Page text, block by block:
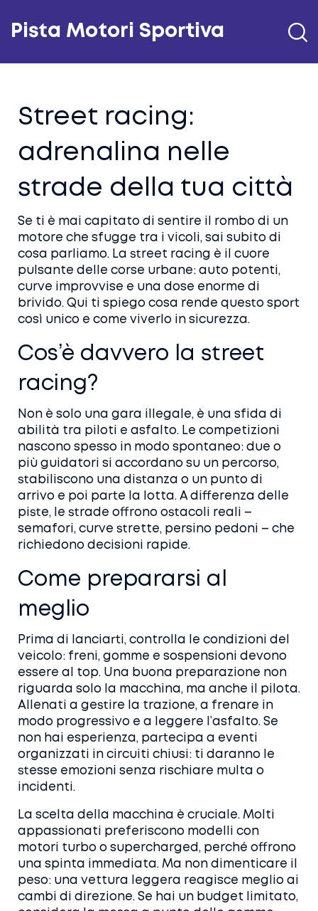
Pista Motori Sportiva
Street racing:
adrenalina nelle
strade della tua città
Se ti è mai capitato di sentire il rombo di un
motore che sfugge tra i vicoli, sai subito di
cosa parliamo. La street racing è il cuore
pulsante delle corse urbane: auto potenti,
curve improvvise e una dose enorme di
brivido. Qui ti spiego cosa rende questo sport
così unico e come viverlo in sicurezza.
Cos’è davvero la street
racing?
Non è solo una gara illegale, è una sfida di
abilità tra piloti e asfalto. Le competizioni
nascono spesso in modo spontaneo: due o
più guidatori si accordano su un percorso,
stabiliscono una distanza o un punto di
arrivo e poi parte la lotta. A differenza delle
piste, le strade offrono ostacoli reali –
semafori, curve strette, persino pedoni – che
richiedono decisioni rapide.
Come prepararsi al
meglio
Prima di lanciarti, controlla le condizioni del
veicolo: freni, gomme e sospensioni devono
essere al top. Una buona preparazione non
riguarda solo la macchina, ma anche il pilota.
Allenati a gestire la trazione, a frenare in
modo progressivo e a leggere l’asfalto. Se
non hai esperienza, partecipa a eventi
organizzati in circuiti chiusi: ti daranno le
stesse emozioni senza rischiare multa o
incidenti.
La scelta della macchina è cruciale. Molti
appassionati preferiscono modelli con
motori turbo o supercharged, perché offrono
una spinta immediata. Ma non dimenticare il
peso: una vettura leggera reagisce meglio ai
cambi di direzione. Se hai un budget limitato,